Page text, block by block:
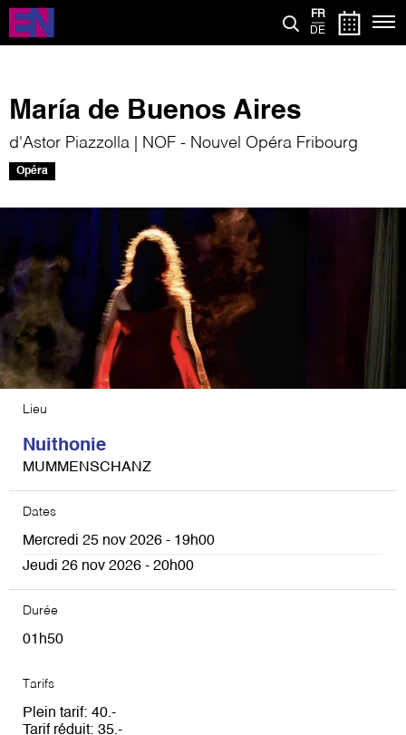
Aller
contenu
FR
DE
María de Buenos Aires
d'Astor Piazzolla | NOF - Nouvel Opéra Fribourg
Opéra
Lieu
Nuithonie
MUMMENSCHANZ
Dates
Mercredi 25 nov 2026 - 19h00
Jeudi 26 nov 2026 - 20h00
Durée
01h50
Tarifs
Plein tarif 40
Tarif réduit 35